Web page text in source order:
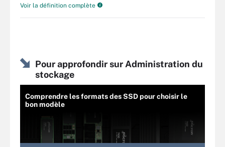
Voir la définition complète
Pour approfondir sur Administration du
stockage
Comprendre les formats des SSD pour choisir le
bon modèle